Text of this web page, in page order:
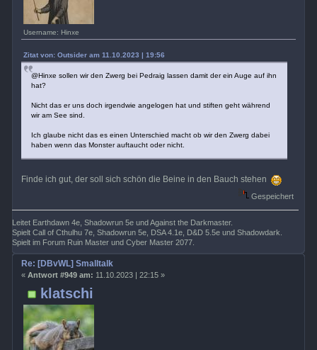
Username: Hinxe
Zitat von: Outsider am 11.10.2023 | 19:56
@Hinxe sollen wir den Zwerg bei Pedraig lassen damit der ein Auge auf ihn
hat?
Nicht das er uns doch irgendwie angelogen hat und stiften geht während
wir am See sind.
Ich glaube nicht das es einen Unterschied macht ob wir den Zwerg dabei
haben wenn das Monster auftaucht oder nicht.
Finde ich gut, der soll sich schön die Beine in den Bauch stehen
Gespeichert
Leitet Earthdawn 4e, Shadowrun 5e und Against the Darkmaster.
Spielt Call of Cthulhu 7e, Shadowrun 5e, DSA 4.1e, D&D 5.5e und Shadowdark.
Spielt im Forum Ruin Master und Cyber Master 2077.
klatschi
Re: [DBvWL] Smalltalk
« Antwort #949 am: 11.10.2023 | 22:15 »